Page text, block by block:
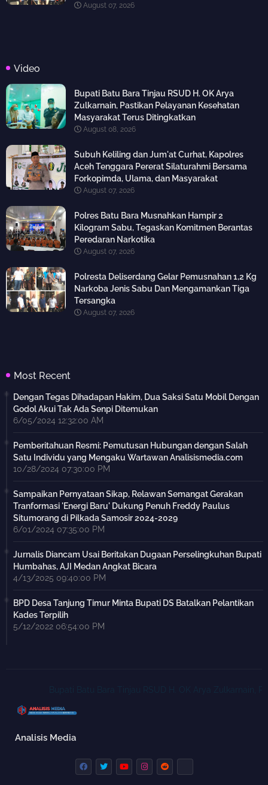
August 07, 2026
Video
Bupati Batu Bara Tinjau RSUD H. OK Arya
Zulkarnain, Pastikan Pelayanan Kesehatan
Masyarakat Terus Ditingkatkan
August 08, 2026
Subuh Keliling dan Jum'at Curhat, Kapolres
Aceh Tenggara Pererat Silaturahmi Bersama
Forkopimda, Ulama, dan Masyarakat
August 07, 2026
Polres Batu Bara Musnahkan Hampir 2
Kilogram Sabu, Tegaskan Komitmen Berantas
Peredaran Narkotika
August 07, 2026
Polresta Deliserdang Gelar Pemusnahan 1,2 Kg
Narkoba Jenis Sabu Dan Mengamankan Tiga
Tersangka
August 07, 2026
Most Recent
Dengan Tegas Dihadapan Hakim, Dua Saksi Satu Mobil Dengan
Godol Akui Tak Ada Senpi Ditemukan
6/05/2024 12:32:00 AM
Pemberitahuan Resmi: Pemutusan Hubungan dengan Salah
Satu Individu yang Mengaku Wartawan Analisismedia.com
10/28/2024 07:30:00 PM
Sampaikan Pernyataan Sikap, Relawan Semangat Gerakan
Tranformasi 'Energi Baru' Dukung Penuh Freddy Paulus
Situmorang di Pilkada Samosir 2024-2029
6/01/2024 07:35:00 PM
Jurnalis Diancam Usai Beritakan Dugaan Perselingkuhan Bupati
Humbahas, AJI Medan Angkat Bicara
4/13/2025 09:40:00 PM
BPD Desa Tanjung Timur Minta Bupati DS Batalkan Pelantikan
Kades Terpilih
5/12/2022 06:54:00 PM
Analisis Media